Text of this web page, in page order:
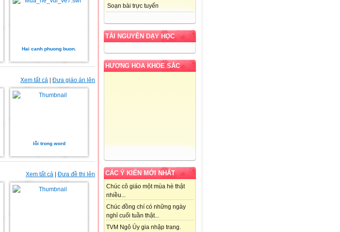
Soạn bài trực tuyến
TÀI NGUYÊN DẠY HỌC
HƯƠNG HOA KHOE SẮC
CÁC Ý KIẾN MỚI NHẤT
Chúc cô giáo một mùa hè thật
nhiều...
Chúc đồng chí có những ngày
nghỉ cuối tuần thật...
TVM Ngô Úy gia nhập trang.
Hai canh phuong buon.
Xem tất cả | Đưa giáo án lên
lỗi trong word
Xem tất cả Đưa đề thi lên